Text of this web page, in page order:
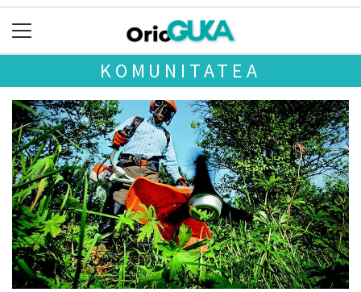
KOMUNITATEA